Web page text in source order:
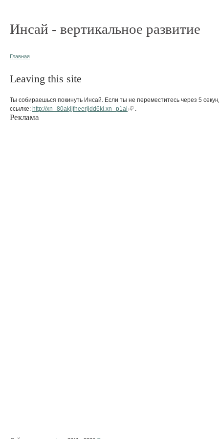
Инсай - вертикальное развитие
Главная
Leaving this site
Ты собираешься покинуть Инсай. Если ты не переместитесь через 5
ссылке: http://xn--80akjjfheerjidd6ki.xn--p1ai
Реклама